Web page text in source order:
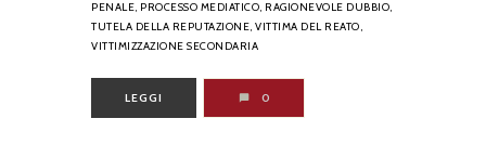
PENALE, PROCESSO MEDIATICO, RAGIONEVOLE DUBBIO,
TUTELA DELLA REPUTAZIONE, VITTIMA DEL REATO,
VITTIMIZZAZIONE SECONDARIA
LEGGI 0